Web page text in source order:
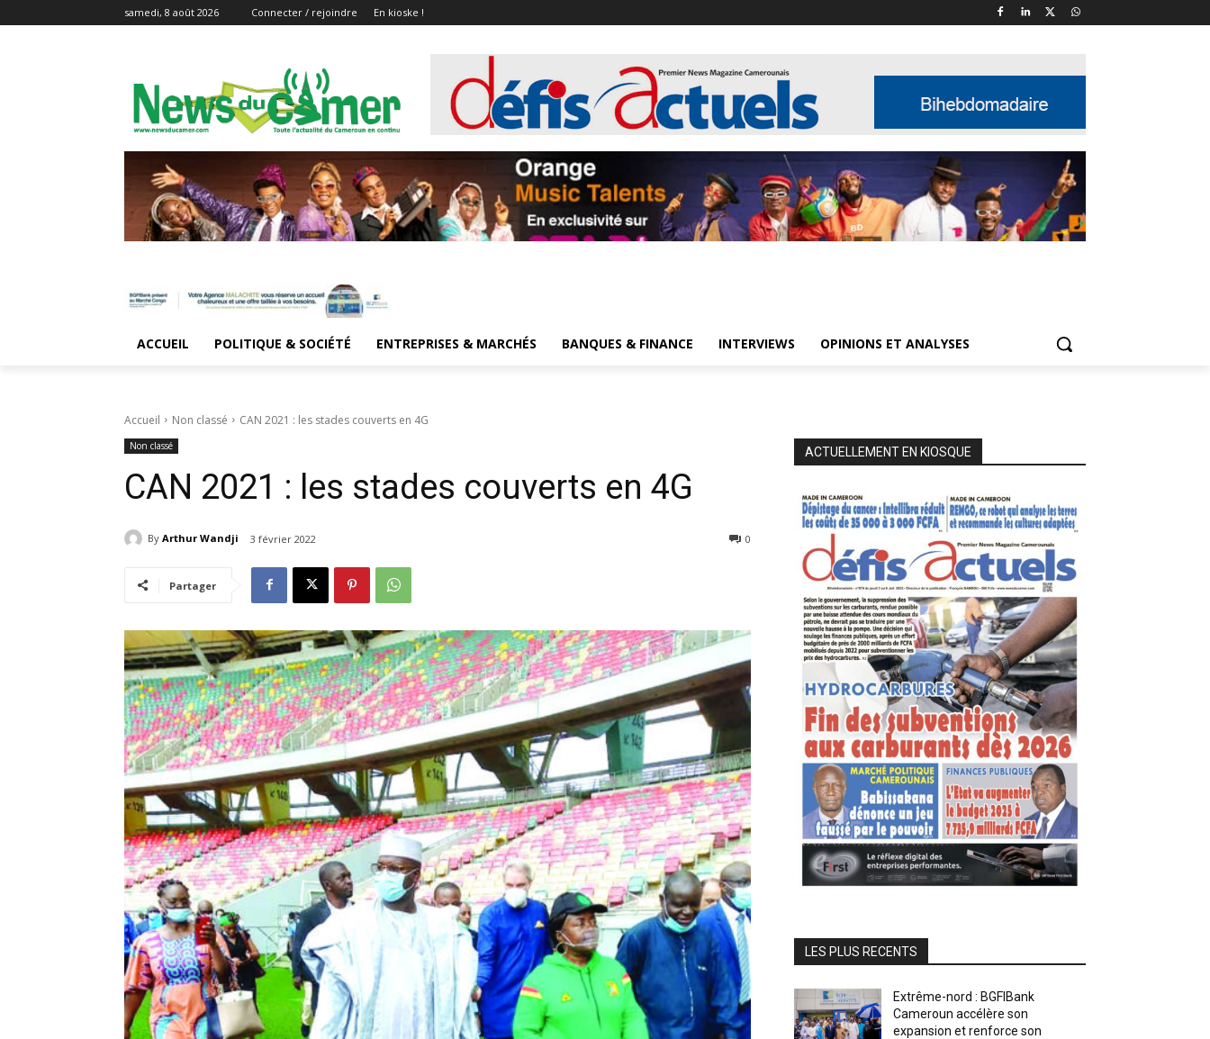
samedi, 8 août 2026 Connecter / rejoindre En kioske !
ACCUEIL POLITIQUE & SOCIÉTÉ ENTREPRISES & MARCHÉS BANQUES & FINANCE INTERVIEWS OPINIONS ET ANALYSES
Accueil Non classé CAN 2021 : les stades couverts en 4G
Non classé
CAN 2021 : les stades couverts en 4G
By Arthur Wandji 3 février 2022 0
Partager
ACTUELLEMENT EN KIOSQUE
LES PLUS RECENTS
Extrême-nord : BGFIBank
Cameroun accélère son
expansion et renforce son